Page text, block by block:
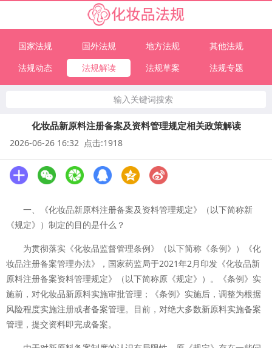
国家法规 国外法规 地方法规
其他法规
法规动态
法规解读 法规草案 法规专题
输入关键词搜索
化妆品新原料注册备案及资料管理规定相关政策解读
2026-06-26 16:32 点击:1918
一、《化妆品新原料注册备案及资料管理规定》（以下简称新
《规定》）制定的目的是什么？
为贯彻落实《化妆品监督管理条例》（以下简称《条例》）《化
妆品注册备案管理办法》，国家药监局于2021年2月印发《化妆品新
原料注册备案资料管理规定》（以下简称原《规定》）。《条例》实
施前，对化妆品新原料实施审批管理；《条例》实施后，调整为根据
风险程度实施注册或者备案管理。目前，对绝大多数新原料实施备案
管理，提交资料即完成备案。